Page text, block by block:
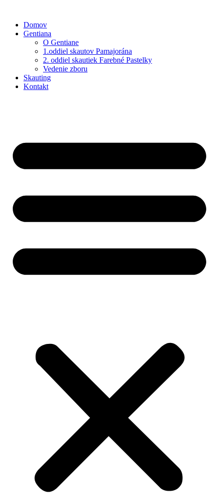
obsah
Domov
Gentiana
O Gentiane
1.oddiel skautov Pamajorána
2. oddiel skautiek Farebné Pastelky
Vedenie zboru
Skauting
Kontakt